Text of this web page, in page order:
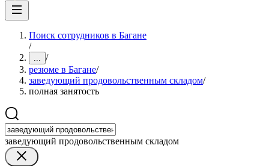
Поиск сотрудников в Багане
/
... /
резюме в Багане/
заведующий продовольственным складом/
полная занятость
заведующий продовольственным складом